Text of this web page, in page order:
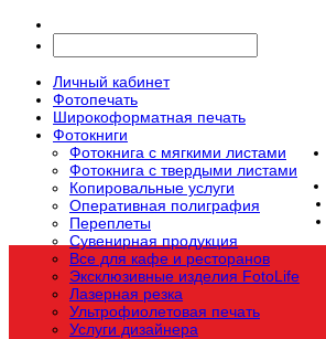
Личный кабинет
Фотопечать
Широкоформатная печать
Фотокниги
Фотокнига с мягкими листами
Фотокнига с твердыми листами
Копировальные услуги
Оперативная полиграфия
Переплеты
Сувенирная продукция
Все для кафе и ресторанов
Эксклюзивные изделия FotoLife
Лазерная резка
Ультрофиолетовая печать
Услуги дизайнера